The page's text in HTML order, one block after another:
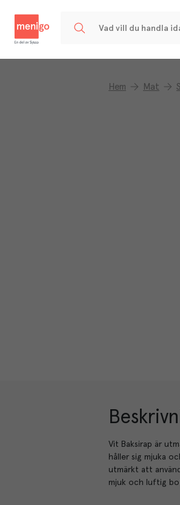
Hem Mat
Vit Baksirap är
håller sig mjuka
utmärkt att
mjuk och luftig